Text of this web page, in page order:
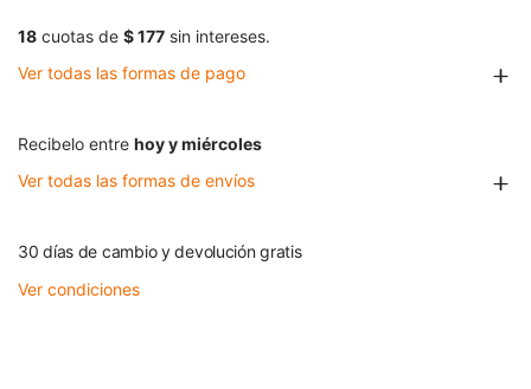
18 cuotas de $ 177 sin intereses.
Ver todas las formas de pago
Recibelo entre hoy y miércoles
Ver todas las formas de envíos
30 días de cambio y devolución gratis
Ver condiciones